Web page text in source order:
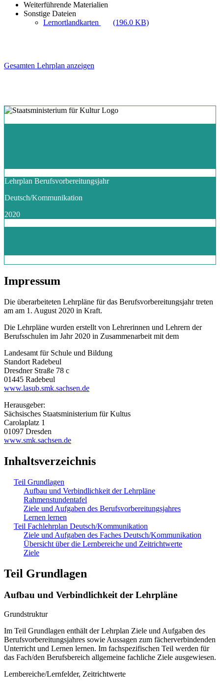
Weiterführende Materialien
Sonstige Dateien
Lernortlandkarten
(196.0 KB)
Gesamten Lehrplan anzeigen
Lehrplan Berufsvorbereitungsjahr
Deutsch/Kommunikation
2020
Impressum
Die überarbeiteten Lehrpläne für das Berufsvorbereitungsjahr treten
am am 1. August 2020 in Kraft.
Die Lehrpläne wurden erstellt von Lehrerinnen und Lehrern der
Berufsschulen im Jahr 2020 in Zusammenarbeit mit dem
Landesamt für Schule und Bildung
Standort Radebeul
Dresdner Straße 78 c
01445 Radebeul
www.lasub.smk.sachsen.de
Herausgeber:
Sächsisches Staatsministerium für Kultus
Carolaplatz 1
01097 Dresden
www.smk.sachsen.de
Inhaltsverzeichnis
Teil Grundlagen
Aufbau und Verbindlichkeit der Lehrpläne
Rahmenstundentafel
Ziele und Aufgaben des Berufsvorbereitungsjahres
Lernen lernen
Teil Fachlehrplan Deutsch/Kommunikation
Ziele und Aufgaben des Faches Deutsch/Kommunikation
Übersicht über die Lernbereiche und Zeitrichtwerte
Ziele
Teil Grundlagen
Aufbau und Verbindlichkeit der Lehrpläne
Grundstruktur
Im Teil Grundlagen enthält der Lehrplan Ziele und Aufgaben des
Berufsvorbereitungsjahres sowie Aussagen zum fächerverbindenden
Unterricht und Lernen lernen. Im fachspezifischen Teil werden für
das Fach/den Berufsbereich allgemeine fachliche Ziele ausgewiesen.
Lernbereiche/Lernfelder, Zeitrichtwerte